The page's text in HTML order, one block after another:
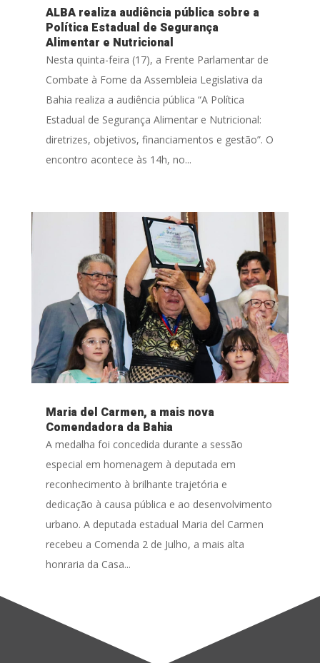
ALBA realiza audiência pública sobre a
Política Estadual de Segurança
Alimentar e Nutricional
Nesta quinta-feira (17), a Frente Parlamentar de
Combate à Fome da Assembleia Legislativa da
Bahia realiza a audiência pública “A Política
Estadual de Segurança Alimentar e Nutricional:
diretrizes, objetivos, financiamentos e gestão”. O
encontro acontece às 14h, no...
Maria del Carmen, a mais nova
Comendadora da Bahia
A medalha foi concedida durante a sessão
especial em homenagem à deputada em
reconhecimento à brilhante trajetória e
dedicação à causa pública e ao desenvolvimento
urbano. A deputada estadual Maria del Carmen
recebeu a Comenda 2 de Julho, a mais alta
honraria da Casa...